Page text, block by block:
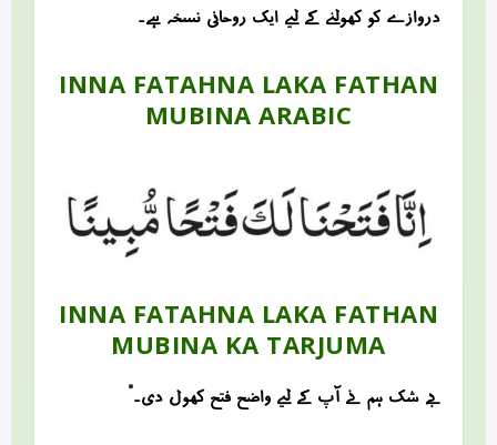
دروازے کو کھولنے کے لیے ایک روحانی نسخہ ہے۔
INNA FATAHNA LAKA FATHAN
MUBINA ARABIC
INNA FATAHNA LAKA FATHAN
MUBINA KA TARJUMA
“بے شک ہم نے آپ کے لیے واضح فتح کھول دی۔”